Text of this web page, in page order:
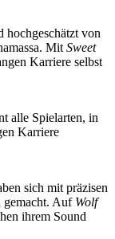
von
Mit Sweet
Karriere selbst
alle Spielarten, in
Karriere
sich mit präzisen
gemacht. Auf Wolf
ihrem Sound